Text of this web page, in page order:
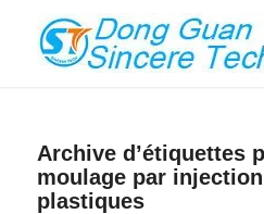
Archive d’étiquettes
moulage par
plastiques